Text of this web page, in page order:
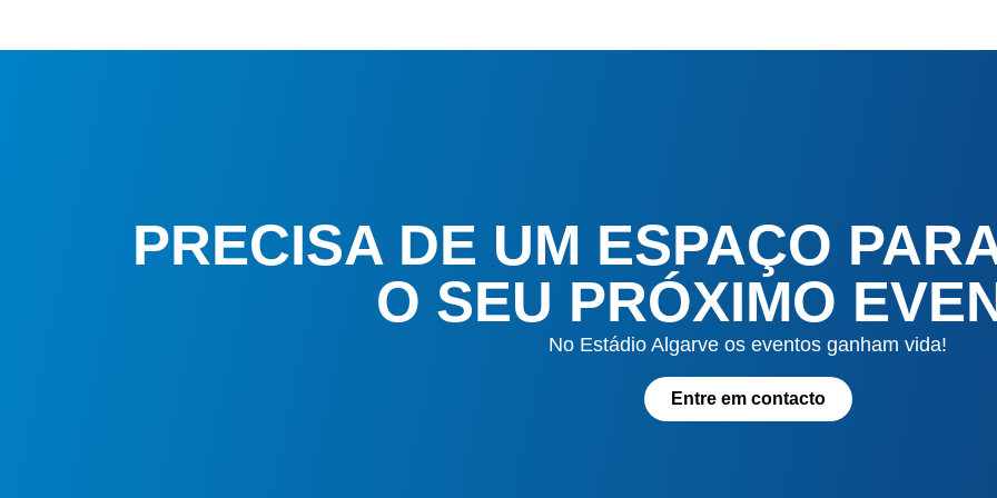
PRECISA DE UM ESPAÇO
O SEU PRÓXIMO
No Estádio Algarve os eventos ganham vida!
Entre em contacto